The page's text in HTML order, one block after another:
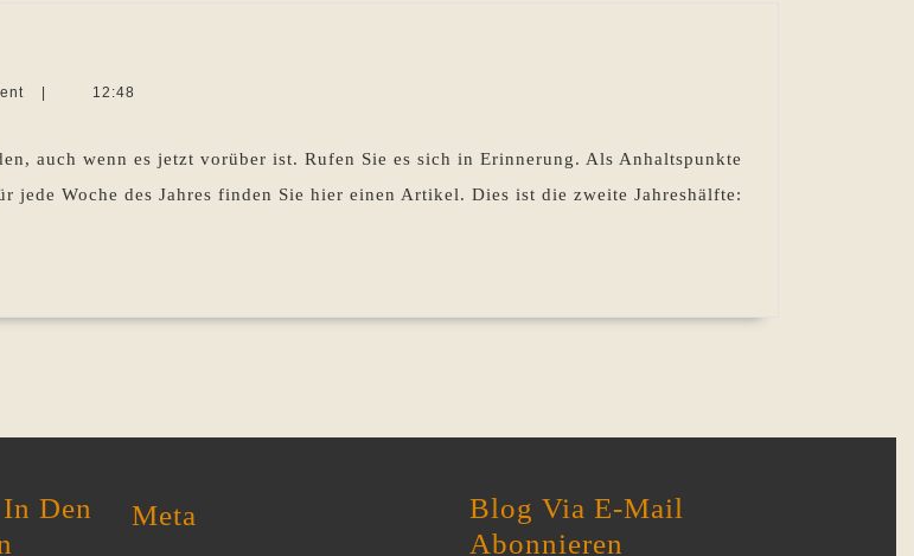
12:48
auch wenn es jetzt vorüber ist. Rufen Sie es sich in Erinnerung. Als Anhaltspunkte
jede Woche des Jahres finden Sie hier einen Artikel. Dies ist die zweite Jahreshälfte:
Den
Meta
Blog Via E-Mail
Abonnieren